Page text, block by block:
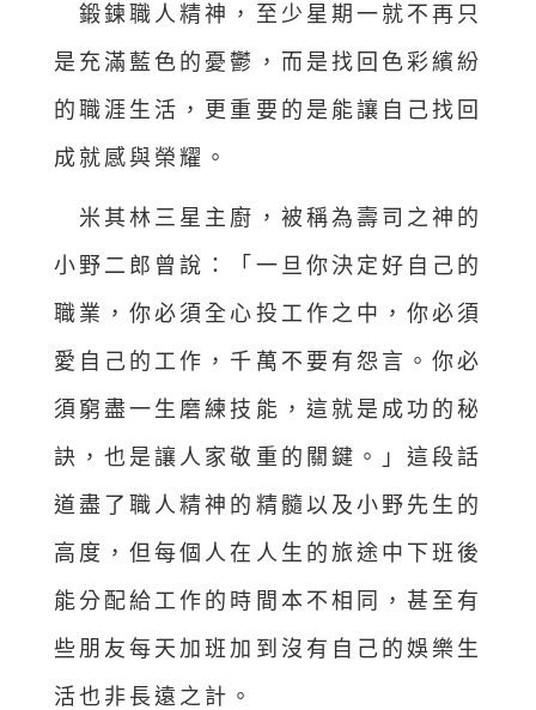
鍛鍊職人精神，至少星期一就不再只
是充滿藍色的憂鬱，而是找回色彩繽紛
的職涯生活，更重要的是能讓自己找回
成就感與榮耀。
米其林三星主廚，被稱為壽司之神的
小野二郎曾說：「一旦你決定好自己的
職業，你必須全心投工作之中，你必須
愛自己的工作，千萬不要有怨言。你必
須窮盡一生磨練技能，這就是成功的秘
訣，也是讓人家敬重的關鍵。」這段話
道盡了職人精神的精髓以及小野先生的
高度，但每個人在人生的旅途中下班後
能分配給工作的時間本不相同，甚至有
些朋友每天加班加到沒有自己的娛樂生
活也非長遠之計。